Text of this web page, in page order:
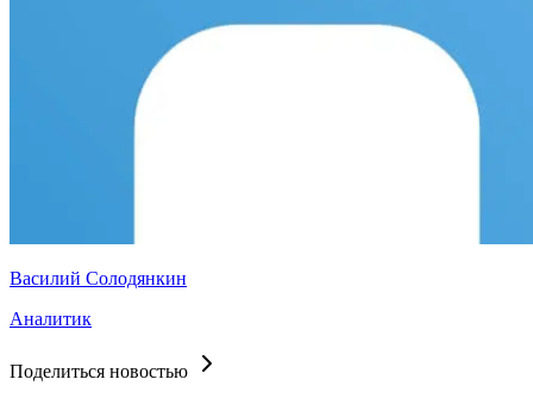
Василий Солодянкин
Аналитик
Поделиться новостью